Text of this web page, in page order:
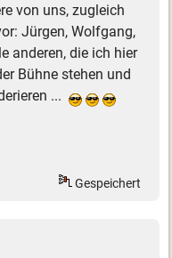
von uns, zugleich
Jürgen, Wolfgang,
anderen, die ich hier
Bühne stehen und
...
Gespeichert